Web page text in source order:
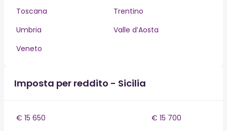
Toscana
Trentino
Umbria
Valle d’Aosta
Veneto
Imposta per reddito - Sicilia
€ 15 650
€ 15 700